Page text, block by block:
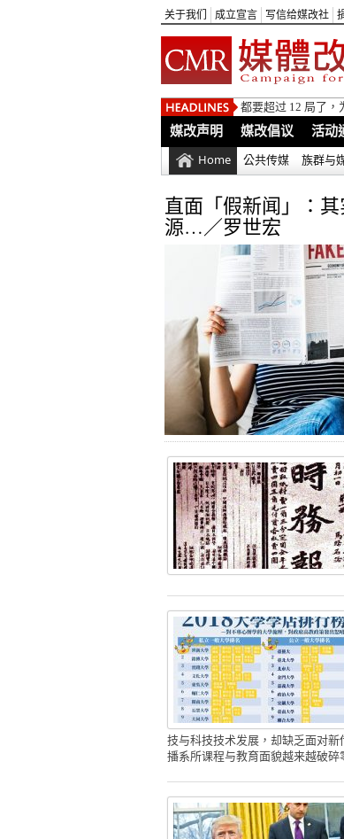
关于我们 成立宣言 写信给媒改社
都要超过 12 局了
媒改声明 媒改倡议 活动
Home 公共传媒 族群与
直面「假新闻」：
源…／罗世宏
技与科技技术发展，却缺乏面对
播系所课程与教育面貌越来越破